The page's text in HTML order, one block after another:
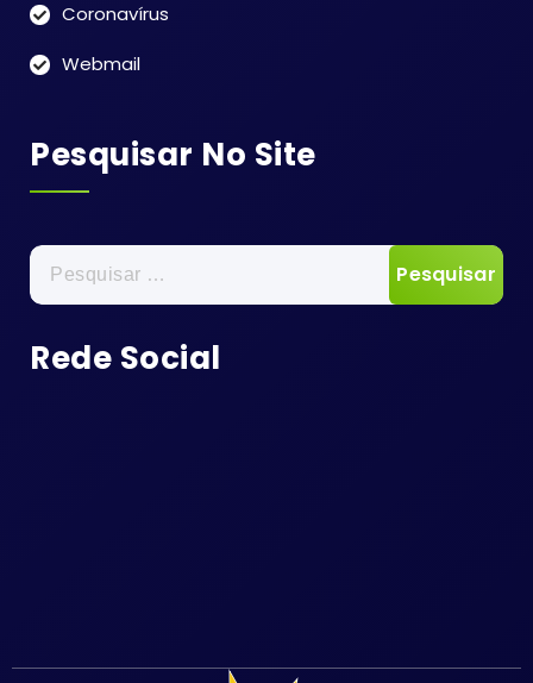
Coronavírus
Webmail
Pesquisar No Site
Pesquisar
por:
Rede Social